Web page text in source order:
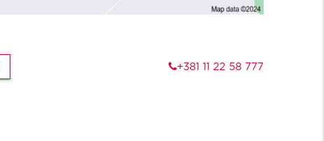
+381 11 22 58 777